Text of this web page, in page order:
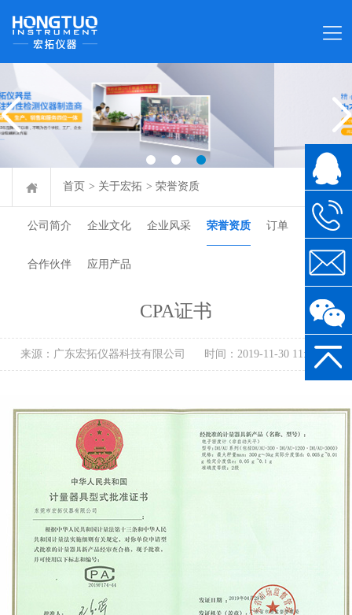
首页 > 关于宏拓 > 荣誉资质
公司简介 企业文化 企业风采 荣誉资质 订单
合作伙伴 应用产品
CPA证书
来源：广东宏拓仪器科技有限公司 时间：2019-11-30 11:28:29